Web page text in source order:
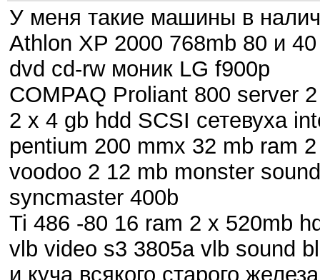
У меня такие машины в
Athlon XP 2000 768mb 80 и
dvd cd-rw моник LG f900p
COMPAQ Proliant 800 server
2 x 4 gb hdd SCSI сетевуха
pentium 200 mmx 32 mb ram
voodoo 2 12 mb monster
syncmaster 400b
Ti 486 -80 16 ram 2 x 520mb
vlb video s3 3805a vlb sound
и куча всякого старого